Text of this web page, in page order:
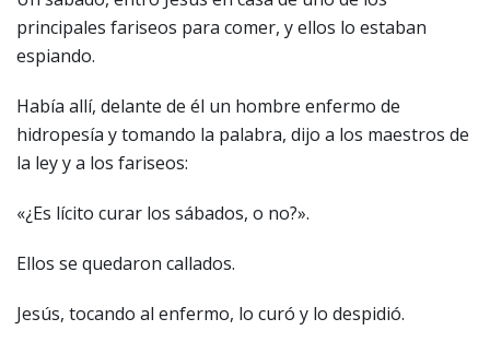
principales fariseos para comer, y ellos lo estaban
espiando.
Había allí, delante de él un hombre enfermo de
hidropesía y tomando la palabra, dijo a los maestros de
la ley y a los fariseos:
«¿Es lícito curar los sábados, o no?».
Ellos se quedaron callados.
Jesús, tocando al enfermo, lo curó y lo despidió.